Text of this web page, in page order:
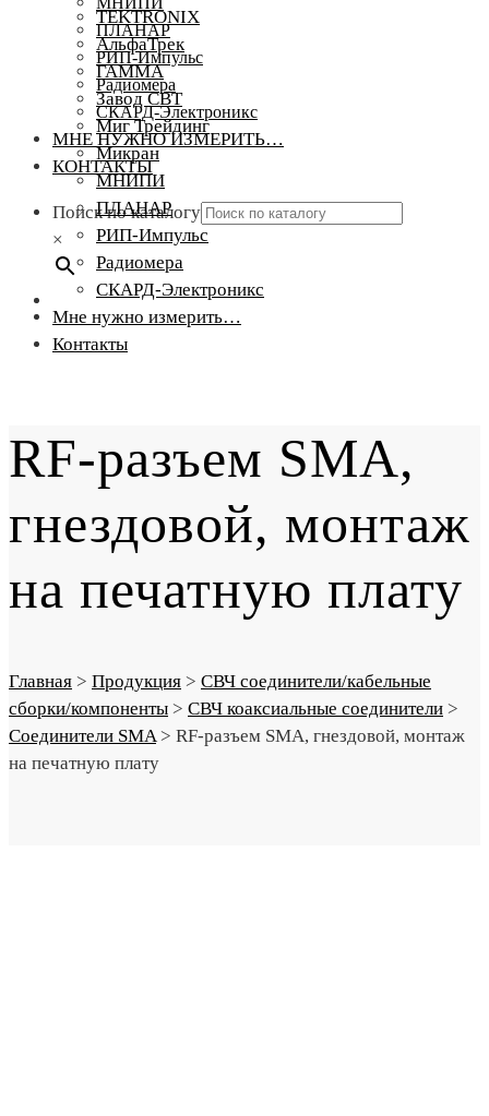
ПЛАНАР
РИП-Импульс
Радиомера
СКАРД-Электроникс
МНЕ НУЖНО ИЗМЕРИТЬ…
КОНТАКТЫ
Поиск по каталогу
×
TEKTRONIX
АльфаТрек
ГАММА
Завод СВТ
Миг Трейдинг
Микран
МНИПИ
ПЛАНАР
РИП-Импульс
Радиомера
СКАРД-Электроникс
Мне нужно измерить…
Контакты
RF-разъем SMA,
гнездовой, монтаж
на печатную плату
Главная > Продукция > СВЧ соединители/кабельные
сборки/компоненты > СВЧ коаксиальные соединители >
Соединители SMA > RF-разъем SMA, гнездовой, монтаж
на печатную плату